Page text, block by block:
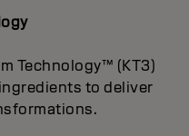
Technology™ (KT3)
to deliver